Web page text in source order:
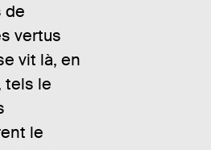
de
vertus
vit là, en
tels le
le